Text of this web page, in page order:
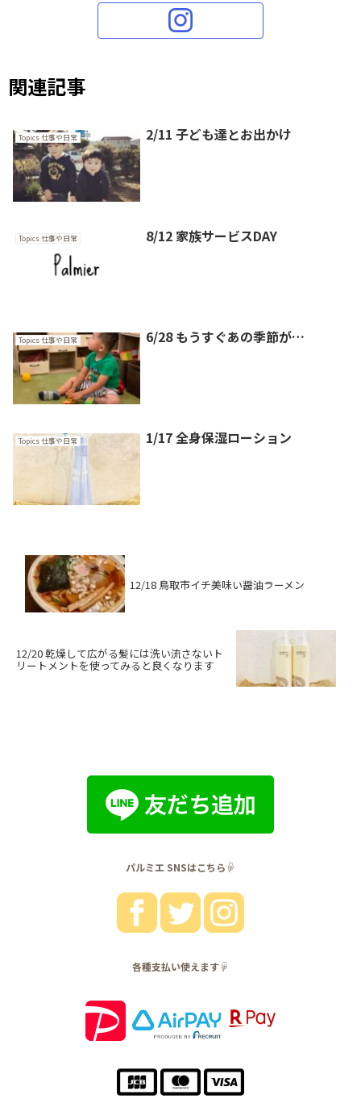
関連記事
Topics 仕事や日常 2/11 子ども達とお出かけ
Topics 仕事や日常 8/12 家族サービスDAY
Topics 仕事や日常 6/28 もうすぐあの季節が…
Topics 仕事や日常 1/17 全身保湿ローション
12/18 鳥取市イチ美味い醤油ラーメン
12/20 乾燥して広がる髪には洗い流さないト
リートメントを使ってみると良くなります
パルミエ SNSはこちら☟
各種支払い使えます☟